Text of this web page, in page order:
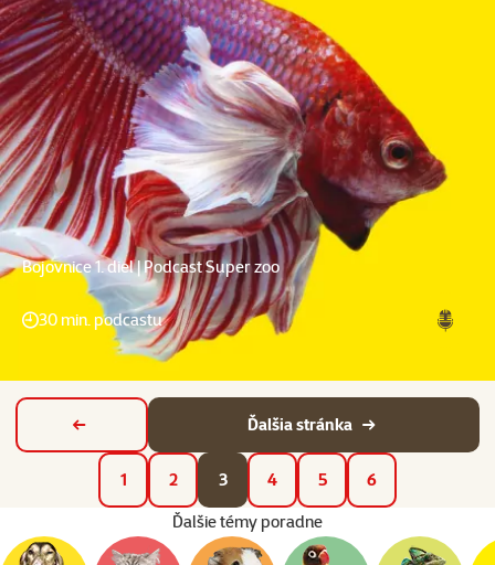
Bojovnice 1. diel | Podcast Super zoo
30 min. podcastu
Predchádzajúca stránka
1 2 3 4 5 6
Ďalšia stránka
Ďalšie témy poradne